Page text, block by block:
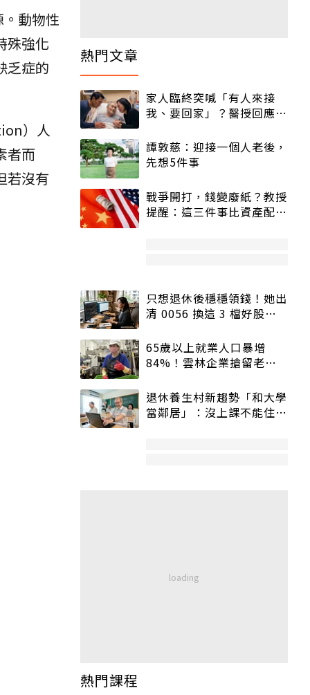
動物性
殊強化
乏症的
）人
者而
若沒有
熱門文章
家人臨終突喊「有人來接
我、要回家」？醫授回應方
譚敦慈：迎接一個人老後，
先想5件事
戰爭開打，錢變廢紙？教授
提醒：這三件事比資產配置
只想退休後穩穩領錢！她出
清 0056 換這 3 檔好股：
65歲以上就業人口暴增
84%！雲林企業搶留老員
退休養生村新趨勢「和大學
當鄰居」：沒上課不能住、
熱門課程